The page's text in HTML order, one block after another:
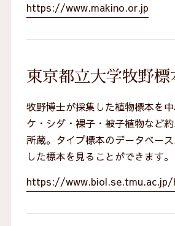
https://www.makino.or.jp
東京都立大学牧野標
牧野博士が採集した植物標本を
ケ・シダ・裸子・被子植物など
所蔵。タイプ標本のデータベー
した標本を見ることができます。
https://www.biol.se.tmu.ac.jp/